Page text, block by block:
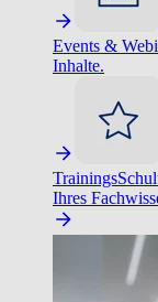
Events &
Inhalte.
Trainings
Ihres